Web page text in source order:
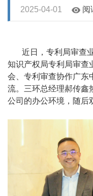
2025-04-01 阅
近日，专利局审查
知识产权局专利局审查
会、专利审查协作广东
流。三环总经理郝传鑫
公司的办公环境，随后